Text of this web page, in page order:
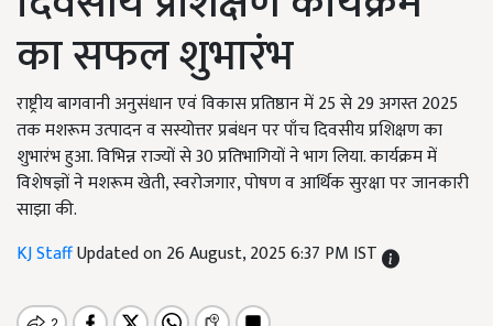
का सफल शुभारंभ
राष्ट्रीय बागवानी अनुसंधान एवं विकास प्रतिष्ठान में 25 से 29 अगस्त 2025
तक मशरूम उत्पादन व सस्योत्तर प्रबंधन पर पाँच दिवसीय प्रशिक्षण का
शुभारंभ हुआ. विभिन्न राज्यों से 30 प्रतिभागियों ने भाग लिया. कार्यक्रम में
विशेषज्ञों ने मशरूम खेती, स्वरोजगार, पोषण व आर्थिक सुरक्षा पर जानकारी
साझा की.
KJ StaffUpdated on 26 August, 2025 6:37 PM IST